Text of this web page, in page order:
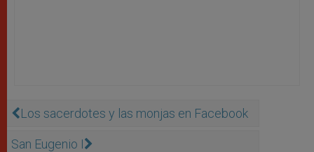
Los sacerdotes y las monjas en Facebook
San Eugenio I